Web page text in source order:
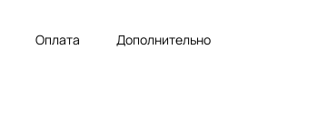
Оплата Дополнительно